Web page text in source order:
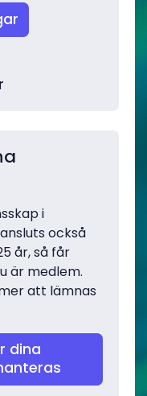
i
också
år, så får
är medlem.
att lämnas
dina